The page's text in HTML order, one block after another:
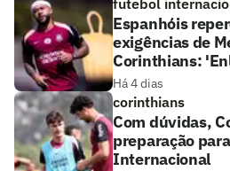
futebol
Espanhóis
exigências de
Corinthians:
Há 4 dias
corinthians
Com dúvidas,
preparação
Internacional